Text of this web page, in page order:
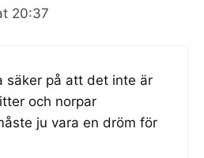
20:37
säker på att det inte är
och norpar
ju vara en dröm för